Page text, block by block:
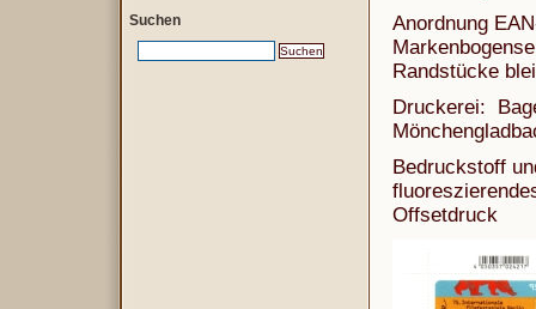
Anordnung
Randstücke
Druckerei:
Bedruckstoff
Offsetdruck
Suchen